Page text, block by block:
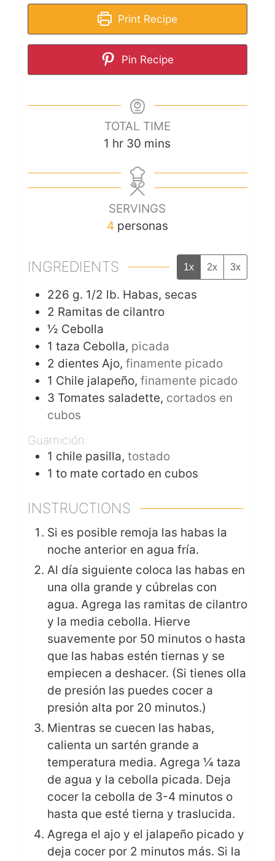
Print Recipe
Pin Recipe
TOTAL TIME
1 hr 30 mins
SERVINGS
4 personas
INGREDIENTS 1x 2x 3x
226 g. 1/2 lb. Habas, secas
2 Ramitas de cilantro
½ Cebolla
1 taza Cebolla, picada
2 dientes Ajo, finamente picado
1 Chile jalapeño, finamente picado
3 Tomates saladette, cortados en
cubos
Guarnición:
1 chile pasilla, tostado
1 to mate cortado en cubos
INSTRUCTIONS
Si es posible remoja las habas la
noche anterior en agua fría.
Al día siguiente coloca las habas en
una olla grande y cúbrelas con
agua. Agrega las ramitas de cilantro
y la media cebolla. Hierve
suavemente por 50 minutos o hasta
que las habas estén tiernas y se
empiecen a deshacer. (Si tienes olla
de presión las puedes cocer a
presión alta por 20 minutos.)
Mientras se cuecen las habas,
calienta un sartén grande a
temperatura media. Agrega ¼ taza
de agua y la cebolla picada. Deja
cocer la cebolla de 3-4 minutos o
hasta que esté tierna y traslucida.
Agrega el ajo y el jalapeño picado y
deja cocer por 2 minutos más. Si la